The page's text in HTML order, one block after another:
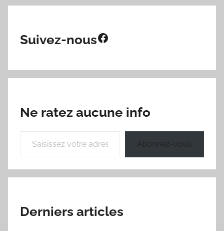
Suivez-nousFacebook
Ne ratez aucune info
Abonnez-vous
Derniers articles